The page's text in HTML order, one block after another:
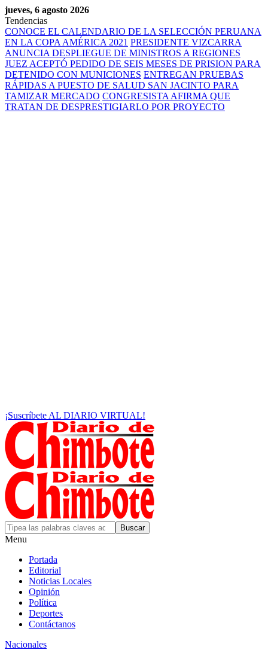
jueves, 6 agosto 2026
Tendencias
CONOCE EL CALENDARIO DE LA SELECCIÓN PERUANA
EN LA COPA AMÉRICA 2021 PRESIDENTE VIZCARRA
ANUNCIA DESPLIEGUE DE MINISTROS A REGIONES
JUEZ ACEPTÓ PEDIDO DE SEIS MESES DE PRISION PARA
DETENIDO CON MUNICIONES ENTREGAN PRUEBAS
RÁPIDAS A PUESTO DE SALUD SAN JACINTO PARA
TAMIZAR MERCADO CONGRESISTA AFIRMA QUE
TRATAN DE DESPRESTIGIARLO POR PROYECTO
¡Suscríbete AL DIARIO VIRTUAL!
Menu
Portada
Editorial
Noticias Locales
Opinión
Política
Deportes
Contáctanos
Nacionales